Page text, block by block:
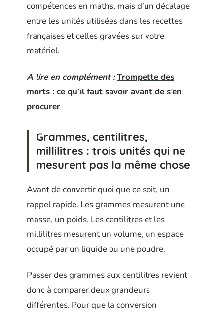
compétences en maths, mais d’un décalage
entre les unités utilisées dans les recettes
françaises et celles gravées sur votre
matériel.
A lire en complément :Trompette des
morts : ce qu’il faut savoir avant de s’en
procurer
Grammes, centilitres,
millilitres : trois unités qui ne
mesurent pas la même chose
Avant de convertir quoi que ce soit, un
rappel rapide. Les grammes mesurent une
masse, un poids. Les centilitres et les
millilitres mesurent un volume, un espace
occupé par un liquide ou une poudre.
Passer des grammes aux centilitres revient
donc à comparer deux grandeurs
différentes. Pour que la conversion